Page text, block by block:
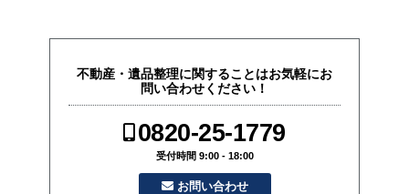
不動産・遺品整理に関することはお気軽にお
問い合わせください！
0820-25-1779
受付時間 9:00 - 18:00
お問い合わせ